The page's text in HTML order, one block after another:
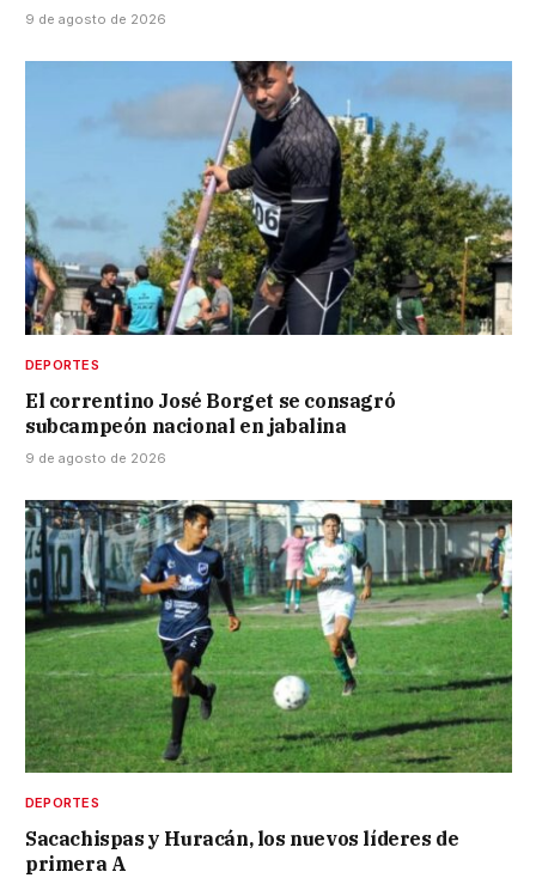
9 de agosto de 2026
DEPORTES
El correntino José Borget se consagró
subcampeón nacional en jabalina
9 de agosto de 2026
DEPORTES
Sacachispas y Huracán, los nuevos líderes de
primera A